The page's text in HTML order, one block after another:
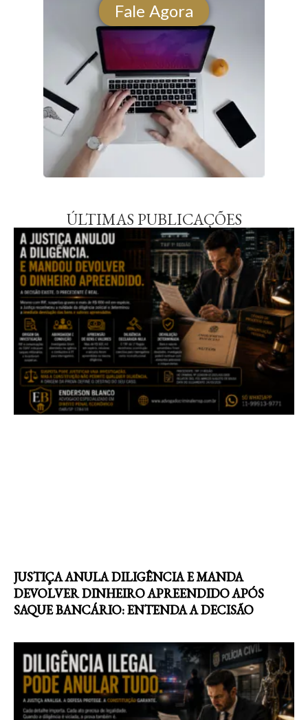
ÚLTIMAS PUBLICAÇÕES
Fale Agora
JUSTIÇA ANULA DILIGÊNCIA E MANDA
DEVOLVER DINHEIRO APREENDIDO APÓS
SAQUE BANCÁRIO: ENTENDA A DECISÃO